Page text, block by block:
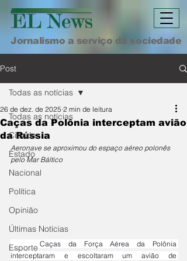
Jornalismo a serviço da sociedade
Post
Todas as notícias
Cidade
Estado
Nacional
Política
Opinião
Últimas Notícias
Esporte
Todas as notícias
Caças da Polônia interceptam avião
da Rússia
26 de dez. de 2025 2 min de leitura
Aeronave se aproximou do espaço aéreo polonês
pelo Mar Báltico
	Caças da Força Aérea da Polônia
interceptaram e escoltaram um avião de